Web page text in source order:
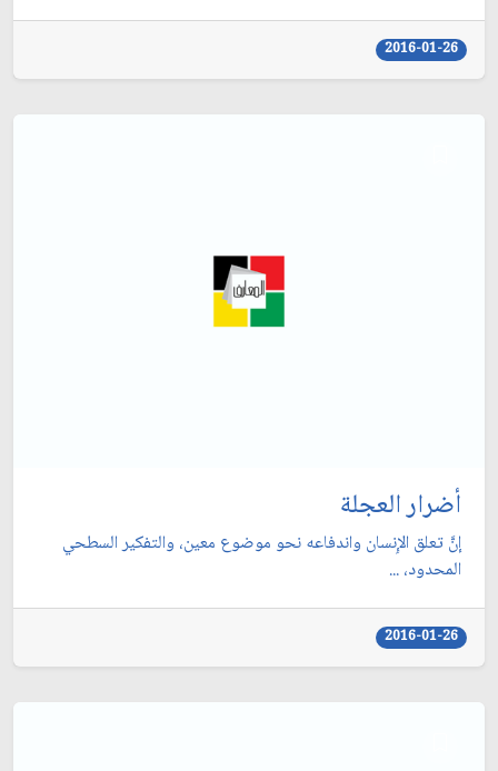
2016-01-26
أضرار العجلة
إنَّ تعلق الإِنسان واندفاعه نحو موضوع معين، والتفكير السطحي
المحدود، ...
2016-01-26